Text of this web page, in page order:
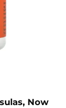
Now